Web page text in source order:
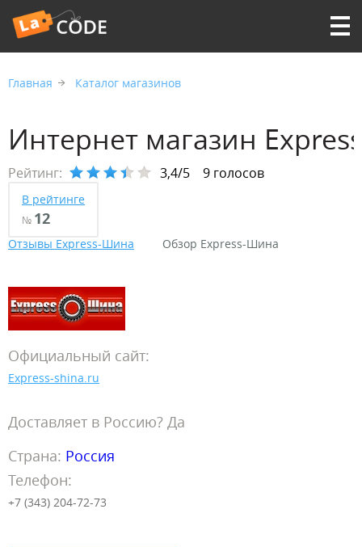
Главная Каталог магазинов
Интернет магазин
Рейтинг: 3,4/5 9 голосов
В рейтинге
№ 12
Отзывы Express-Шина Обзор Express-Шина
Официальный сайт:
Еxpress-shina.ru
Доставляет в Россию? Да
Страна: Россия
Телефон:
+7 (343) 204-72-73